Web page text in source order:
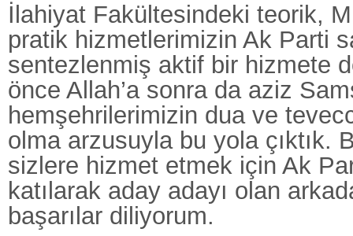
İlahiyat Fakültesindeki teorik,
pratik hizmetlerimizin Ak Parti
sentezlenmiş aktif bir hizmete
önce Allah’a sonra da aziz
hemşehrilerimizin dua ve
olma arzusuyla bu yola çıktık.
sizlere hizmet etmek için Ak
katılarak aday adayı olan
başarılar diliyorum.